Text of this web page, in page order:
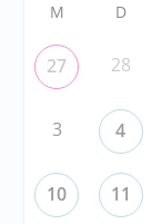
M D
27 28
3 4
10 11